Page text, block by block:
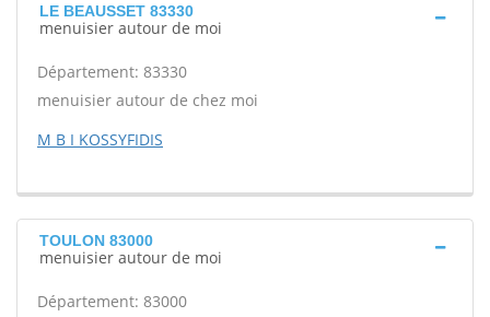
LE BEAUSSET 83330
menuisier autour de moi
Département: 83330
menuisier autour de chez moi
M B I KOSSYFIDIS
TOULON 83000
menuisier autour de moi
Département: 83000